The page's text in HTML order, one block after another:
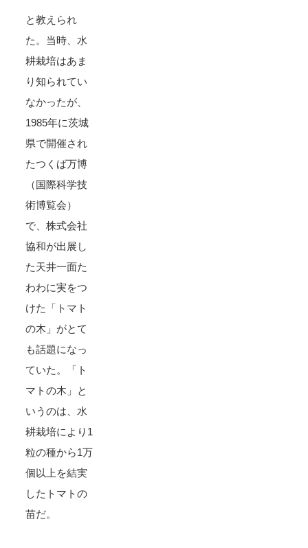
と教えられ
た。当時、水
耕栽培はあま
り知られてい
なかったが、
1985年に茨城
県で開催され
たつくば万博
（国際科学技
術博覧会）
で、株式会社
協和が出展し
た天井一面た
わわに実をつ
けた「トマト
の木」がとて
も話題になっ
ていた。「ト
マトの木」と
いうのは、水
耕栽培により1
粒の種から1万
個以上を結実
したトマトの
苗だ。